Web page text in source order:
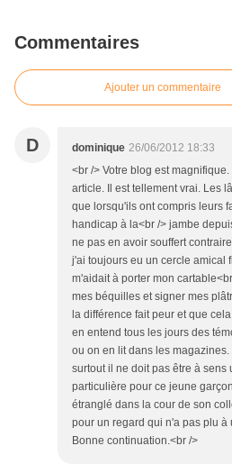
Commentaires
Ajouter un commentaire
D dominique 26/06/2012 18:33
<br /> Votre blog est
article. Il est tellement vrai. Les
que lorsqu'ils ont compris leurs
handicap à la<br /> jambe
ne pas en avoir souffert
j'ai toujours eu un cercle amical
m'aidait à porter mon
mes béquilles et signer mes
la différence fait peur et que
en entend tous les jours des
ou on en lit dans les
surtout il ne doit pas être à sens
particulière pour ce jeune
étranglé dans la cour de son
pour un regard qui n'a pas plu à
Bonne continuation.<br />